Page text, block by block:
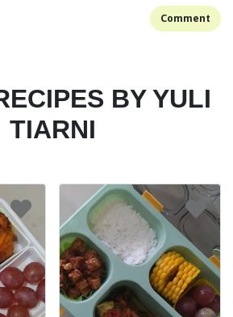
Comment
BY YULI
TIARNI